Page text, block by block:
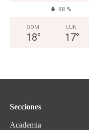
88 %
DOM
18°
LUN
17°
Secciones
Academia